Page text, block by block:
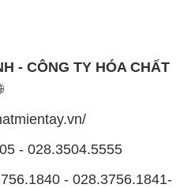
- CÔNG TY HÓA CHẤT
- 028.3504.5555
- 028.3756.1841-